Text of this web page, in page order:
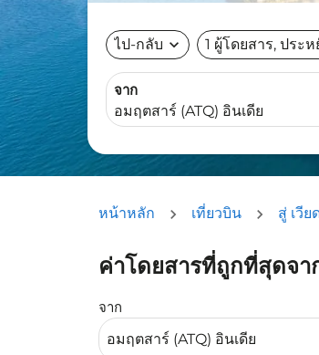
ไป-กลับ expand_more 1 ผู้โดยสาร, ประ
จาก
หน้าหลัก เที่ยวบิน สู่ เวีย
ค่าโดยสารที่ถูกที่สุดจา
จาก
ลองอัปเดตเส้นทางของคุณ (ต้นทา